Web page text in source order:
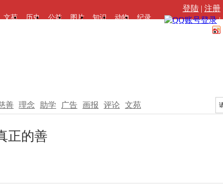
文苑 历史 公益 图片 知识 动物 纪录
登陆 | 注册
|
善 理念 助学 广告 画报 评论 文苑
正的善